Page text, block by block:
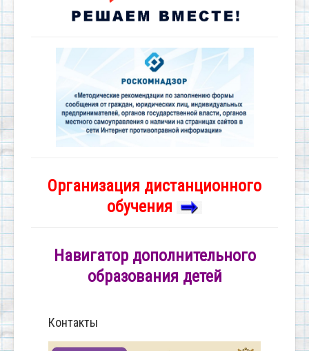
Организация дистанционного
обучения
Навигатор дополнительного
образования детей
Контакты